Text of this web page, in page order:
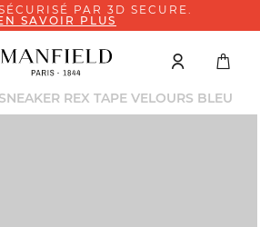
PAR 3D SECURE.
SAVOIR PLUS
SNEAKER REX TAPE VELOURS BLEU